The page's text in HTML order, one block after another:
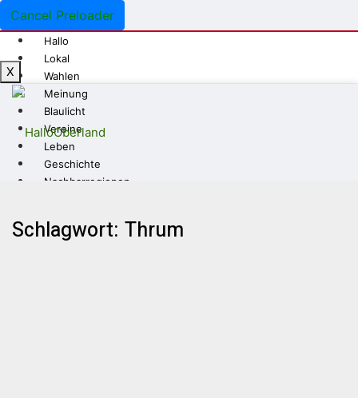
Cancel Preloader
Hallo
Lokal
Wahlen
Meinung
Blaulicht
Vereine
Leben
Geschichte
Nachbarregionen
X
Schlagwort: Thrum